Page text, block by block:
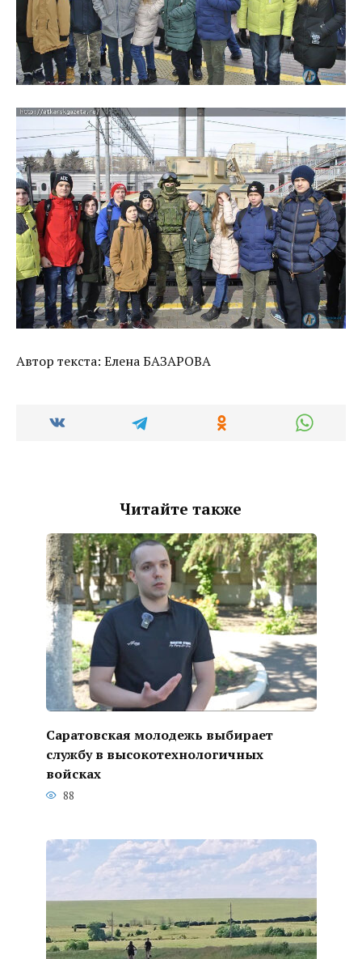
Автор текста: Елена БАЗАРОВА
Читайте также
Саратовская молодежь выбирает
службу в высокотехнологичных
войсках
88